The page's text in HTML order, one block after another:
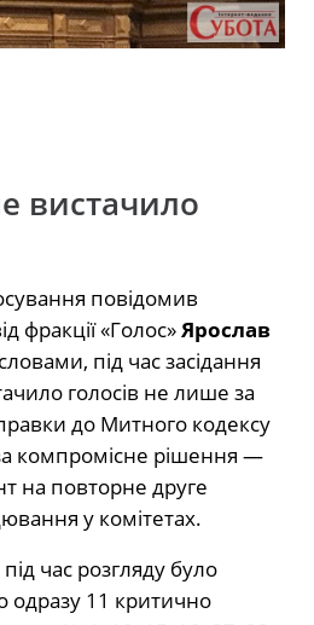
вистачило
повідомив
фракції «Голос»Ярослав
під час засідання
голосів не лише за
до Митного кодексу
компромісне рішення —
на повторне друге
у комітетах.
час розгляду було
одразу 11 критично